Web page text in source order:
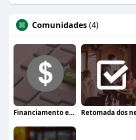
Comunidades(4)
Financiamento e crédito